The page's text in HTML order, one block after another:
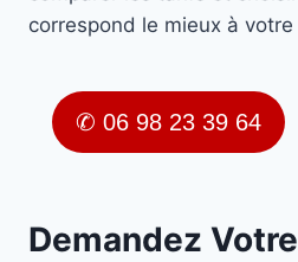
correspond le mieux à
✆ 06 98 23 39 64
Demandez